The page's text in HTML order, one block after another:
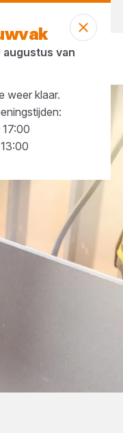
van
weer klaar.